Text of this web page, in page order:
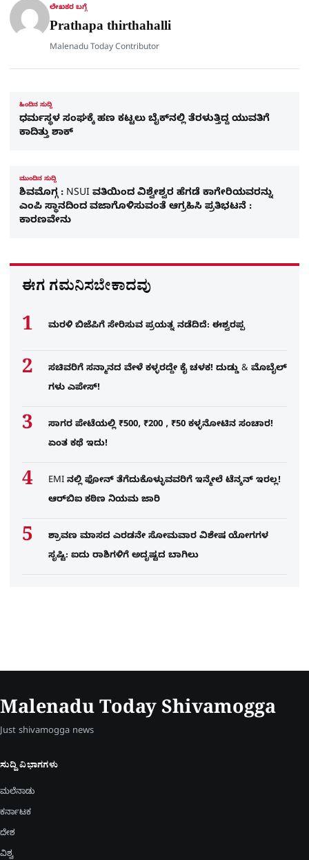
ಲೇಖಕರ ಬಗ್ಗೆ
Prathapa thirthahalli
Malenadu Today Contributor
ಹಿಂದಿನ ಸುದ್ದಿ
ಧರ್ಮಸ್ಥಳ ಸಂಘಕ್ಕೆ ಹಣ ಕಟ್ಟಲು ಬೈಕ್​ನಲ್ಲಿ ತೆರಳುತ್ತಿದ್ದ ಯುವತಿಗೆ
ಕಾದಿತ್ತು ಶಾಕ್​
ಮುಂದಿನ ಸುದ್ದಿ
ಶಿವಮೊಗ್ಗ : NSUI ವತಿಯಿಂದ ವಿಶ್ವೇಶ್ವರ ಹೆಗಡೆ ಕಾಗೇರಿಯವರನ್ನು
ಎಂಪಿ ಸ್ಥಾನದಿಂದ ವಜಾಗೊಳಿಸುವಂತೆ ಆಗ್ರಹಿಸಿ ಪ್ರತಿಭಟನೆ :
ಕಾರಣವೇನು
ಈಗ ಗಮನಿಸಬೇಕಾದವು
ಮರಳಿ ಬಿಜೆಪಿಗೆ ಸೇರಿಸುವ ಪ್ರಯತ್ನ ನಡೆದಿದೆ: ಈಶ್ವರಪ್ಪ
ಸಚಿವರಿಗೆ ಸನ್ಮಾನದ ವೇಳೆ ಕಳ್ಳರದ್ದೇ ಕೈ ಚಳಕ! ದುಡ್ಡು & ಮೊಬೈಲ್​
ಗಳು ಎಪೇಸ್!
ಸಾಗರ ಪೇಟೆಯಲ್ಲಿ ₹500, ₹200 , ₹50 ಕಳ್ಳನೋಟಿನ ಸಂಚಾರ!
ಏಂತ ಕಥೆ ಇದು!
EMI ನಲ್ಲಿ ಫೋನ್​ ತೆಗೆದುಕೊಳ್ಳುವವರಿಗೆ ಇನ್ಮೇಲೆ ಟೆನ್ಶನ್​ ಇರಲ್ಲ!
ಆರ್‌ಬಿಐ ಕಠಿಣ ನಿಯಮ ಜಾರಿ
ಶ್ರಾವಣ ಮಾಸದ ಎರಡನೇ ಸೋಮವಾರ ವಿಶೇಷ ಯೋಗಗಳ
ಸೃಷ್ಟಿ: ಐದು ರಾಶಿಗಳಿಗೆ ಅದೃಷ್ಟದ ಬಾಗಿಲು
Malenadu Today Shivamogga
Just shivamogga news
ಸುದ್ದಿ ವಿಭಾಗಗಳು
ಮಲೆನಾಡು
ಕರ್ನಾಟಕ
ದೇಶ
ವಿಶ್ವ